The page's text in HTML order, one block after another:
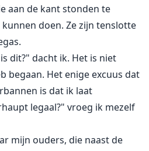
aan de kant stonden te
doen. Ze zijn tenslotte
dit?" dacht ik. Het is niet
begaan. Het enige excuus dat
is dat ik laat
legaal?" vroeg ik mezelf
mijn ouders, die naast de